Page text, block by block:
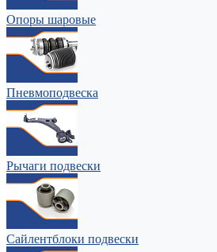
Опоры шаровые
Пневмоподвеска
Рычаги подвески
Сайлентблоки подвески